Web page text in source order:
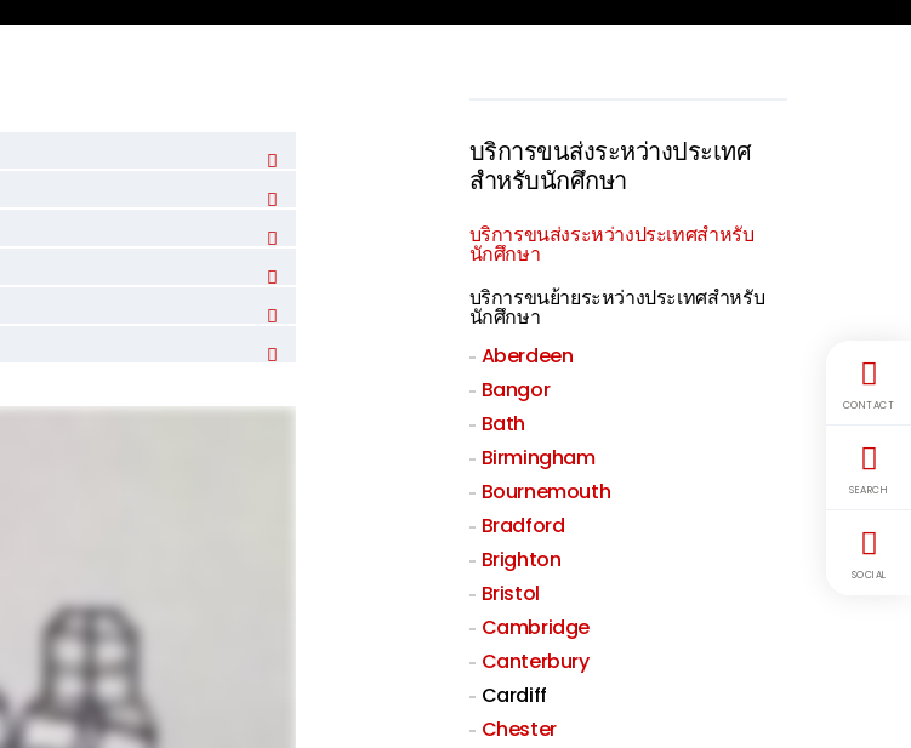
บริการขนส่งระหว่างประเทศ
สำหรับนักศึกษา
บริการขนส่งระหว่างประเทศสำหรับ
นักศึกษา
บริการขนย้ายระหว่างประเทศสำหรับ
นักศึกษา
Aberdeen
Bangor
Bath
Birmingham
Bournemouth
Bradford
Brighton
Bristol
Cambridge
Canterbury
Cardiff
Chester
CONTACT
SEARCH
SOCIAL